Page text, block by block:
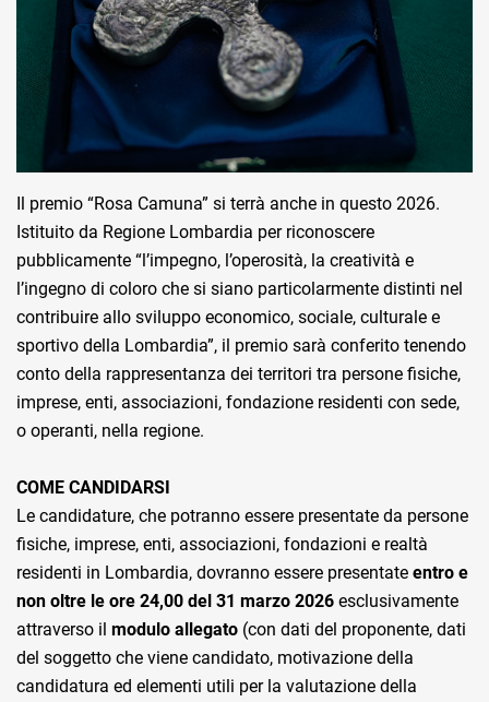
Il premio “Rosa Camuna” si terrà anche in questo 2026.
Istituito da Regione Lombardia per riconoscere
pubblicamente “l’impegno, l’operosità, la creatività e
l’ingegno di coloro che si siano particolarmente distinti nel
contribuire allo sviluppo economico, sociale, culturale e
sportivo della Lombardia”, il premio sarà conferito tenendo
conto della rappresentanza dei territori tra persone fisiche,
imprese, enti, associazioni, fondazione residenti con sede,
o operanti, nella regione.
COME CANDIDARSI
Le candidature, che potranno essere presentate da persone
fisiche, imprese, enti, associazioni, fondazioni e realtà
residenti in Lombardia, dovranno essere presentate entro e
non oltre le ore 24,00 del 31 marzo 2026 esclusivamente
attraverso il modulo allegato (con dati del proponente, dati
del soggetto che viene candidato, motivazione della
candidatura ed elementi utili per la valutazione della